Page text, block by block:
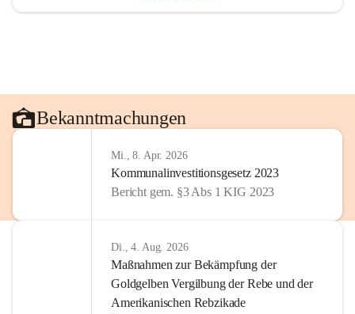
Bekanntmachungen
Mi., 8. Apr. 2026
Kommunalinvestitionsgesetz 2023
Bericht gem. §3 Abs 1 KIG 2023
Di., 4. Aug. 2026
Maßnahmen zur Bekämpfung der
Goldgelben Vergilbung der Rebe und der
Amerikanischen Rebzikade